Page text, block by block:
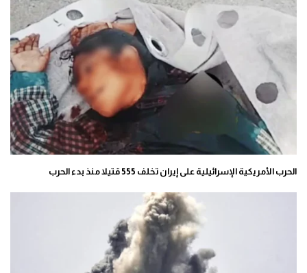
الحرب الأمريكية الإسرائيلية على إيران تخلف 555 قتيلا منذ بدء الحرب